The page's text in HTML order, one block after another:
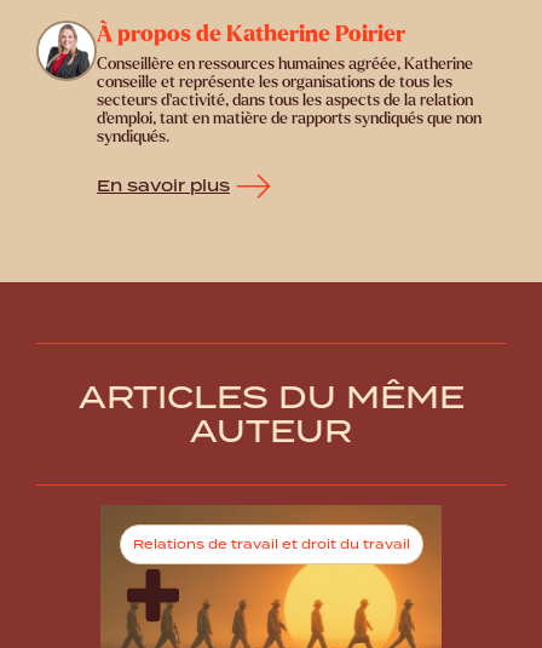
À propos de Katherine Poirier
Conseillère en ressources humaines agréée, Katherine
conseille et représente les organisations de tous les
secteurs d’activité, dans tous les aspects de la relation
d’emploi, tant en matière de rapports syndiqués que non
syndiqués.
En savoir plus
ARTICLES DU MÊME
AUTEUR
Relations de travail et droit du travail